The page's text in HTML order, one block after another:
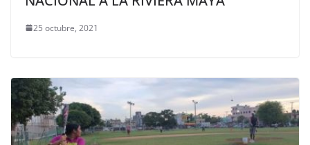
25 octubre, 2021